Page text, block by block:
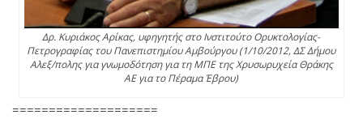
Δρ. Κυριάκος Αρίκας, υφηγητής στο Ινστιτούτο Ορυκτολογίας-
Πετρογραφίας του Πανεπιστημίου Αμβούργου (1/10/2012, ΔΣ Δήμου
Αλεξ/πολης για γνωμοδότηση για τη ΜΠΕ της Χρυσωρυχεία Θράκης
ΑΕ για το Πέραμα Έβρου)
====================